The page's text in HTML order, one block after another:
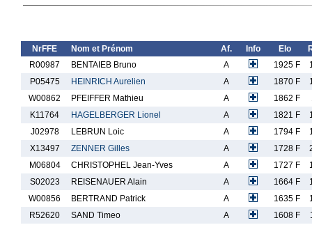
NrFFE Nom et Prénom Af. Info Elo
R00987
BENTAIEB Bruno A 1925 F
P05475
HEINRICH Aurelien A 1870 F
W00862
PFEIFFER Mathieu A 1862 F
K11764
HAGELBERGER Lionel A 1821 F
J02978
LEBRUN Loic A 1794 F
X13497
ZENNER Gilles A 1728 F
M06804
CHRISTOPHEL Jean-Yves A 1727 F
S02023
REISENAUER Alain A 1664 F
W00856
BERTRAND Patrick A 1635 F
R52620
SAND Timeo A 1608 F